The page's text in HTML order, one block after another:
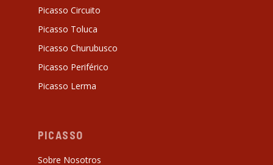
Picasso Circuito
Picasso Toluca
Picasso Churubusco
Picasso Periférico
Picasso Lerma
PICASSO
Sobre Nosotros